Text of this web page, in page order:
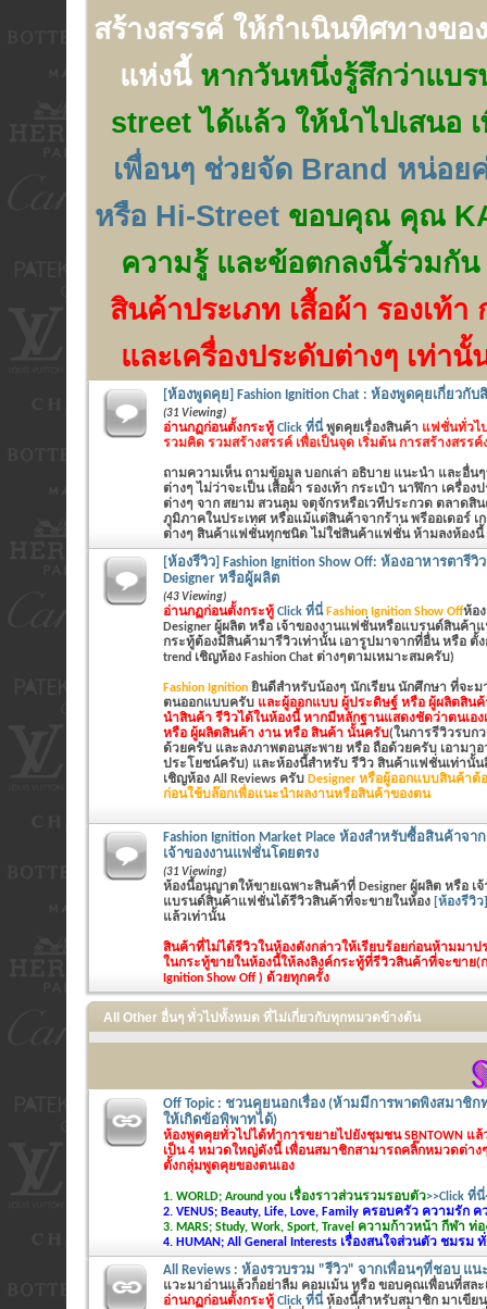
สร้างสรรค์ ให้กำเนินทิศทางข
แห่งนี้ หากวันหนึ่งรู้สึกว่าแบ
street ได้แล้ว ให้นำไปเสนอ
เพื่อนๆ ช่วยจัด Brand หน่อย
หรือ Hi-Streetขอบคุณ คุณ
ความรู้ และข้อตกลงนี้ร่วมกัน
สินค้าประเภท เสื้อผ้า รองเท้า
และเครื่องประดับต่างๆ เท่านั้
[ห้องพูดคุย] Fashion Ignition Chat : ห้องพูดคุยเกี่ยวกั
(31 Viewing)
อ่านกฏก่อนตั้งกระทู้ Click ที่นี่ พูดคุยเรื่องสินค้าแฟชั่นทั่วไป
รวมคิด รวมสร้างสรรค์ เพื่อเป็นจุด เริ่มต้น การสร้างสรร
ถามความเห็น ถามข้อมูล บอกเล่า อธิบาย แนะนำ และอื่น
ต่างๆ ไม่ว่าจะเป็นเสื้อผ้า รองเท้า กระเป๋า นาฬิกา เครื่อง
ต่างๆ จาก สยาม สวนลุม จตุจักรหรือเวทีประกวด ตลาดสิ
ภูมิภาคในประเทศ หรือแม้แต่สินค้าจากร้าน พรีออเดอร์ เ
ต่างๆ สินค้าแฟชั่นทุกชนิด ไม่ใช่สินค้าแฟชั่น ห้ามลงห้องนี้
[ห้องรีวิว] Fashion Ignition Show Off: ห้องอาหารตารี
Designer หรือผู้ผลิต
(43 Viewing)
อ่านกฏก่อนตั้งกระทู้ Click ที่นี่ Fashion Ignition Show Offห้อ
Designer ผู้ผลิต หรือ เจ้าของงานแฟชั่นหรือแบรนด์สินค้า
กระทู้ต้องมีสินค้ามารีวิวเท่านั้น เอารูปมาจากที่อื่น หรือ ตั้
trend เชิญห้อง Fashion Chat ต่างๆตามเหมาะสมครับ)
Fashion Ignitionยินดีสำหรับน้องๆ นักเรียน นักศึกษา ที่จะม
ตนออกแบบครับ และผู้ออกแบบ ผู้ประดิษฐ์ หรือ ผู้ผลิตสินค้า
นำสินค้า รีวิวได้ในห้องนี้ หากมีหลักฐานแสดงชัดว่าตนเอ
หรือ ผู้ผลิตสินค้า งาน หรือ สินค้า นั้นครับ(ในการรีวิวรบก
ด้วยครับ และลงภาพตอนสะพาย หรือ ถือด้วยครับ เอามาอ
ประโยชน์ครับ) และห้องนี้สำหรับ รีวิว สินค้าแฟชั่นเท่านั้
เชิญห้อง All Reviews ครับ Designer หรือผู้ออกแบบสินค้า
ก่อนใช้บล๊อกเพื่อแนะนำผลงานหรือสินค้าของตน
Fashion Ignition Market Place ห้องสำหรับซื้อสินค้าจา
เจ้าของงานแฟชั่นโดยตรง
(31 Viewing)
ห้องนี้อนุญาตให้ขายเฉพาะสินค้าที่ Designer ผู้ผลิต หรือ เ
แบรนด์สินค้าแฟชั่นได้รีวิวสินค้าที่จะขายในห้อง [ห้องรีวิว]
แล้วเท่านั้น
สินค้าที่ไม่ได้รีวิวในห้องดังกล่าวให้เรียบร้อยก่อนห้ามมาป
ในกระทู้ขายในห้องนี้ให้ลงลิงค์กระทู้ที่รีวิวสินค้าที่จะขาย(ก
Ignition Show Off ) ด้วยทุกครั้ง
All Other อื่นๆ ทั่วไปทั้งหมด ที่ไม่เกี่ยวกับทุกหมวดข้างต้น
Off Topic : ชวนคุยนอกเรื่อง (ห้ามมีการพาดพิงสมาชิ
ให้เกิดข้อพิพาทได้)
ห้องพูดคุยทั่วไปได้ทำการขยายไปยังชุมชน SBNTOWN แ
เป็น 4 หมวดใหญ่ดังนี้ เพื่อนสมาชิกสามารถคลิ๊กหมวดต่าง
ตั้งกลุ่มพูดคุยของตนเอง
1. WORLD; Around you เรื่องราวส่วนรวมรอบตัว>>Click ที่นี่
2. VENUS; Beauty, Life, Love, Family ครอบครัว ความรัก
3. MARS; Study, Work, Sport, Travel ความก้าวหน้า กีฬา ท่อ
4. HUMAN; All General Interests เรื่องสนใจส่วนตัว ชมรม
All Reviews : ห้องรวบรวม "รีวิว" จากเพื่อนๆที่ชอบ แน
แวะมาอ่านแล้วก็อย่าลืม คอมเม้น หรือ ขอบคุณเพื่อนที่สล
อ่านกฏก่อนตั้งกระทู้ Click ที่นี่ ห้องนี้สำหรับสมาชิก มาเขีย